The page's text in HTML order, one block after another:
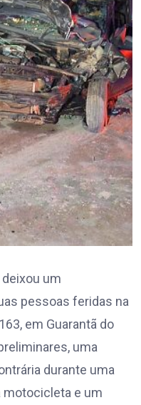
um
pessoas feridas na
em Guarantã do
uma
durante uma
motocicleta e um